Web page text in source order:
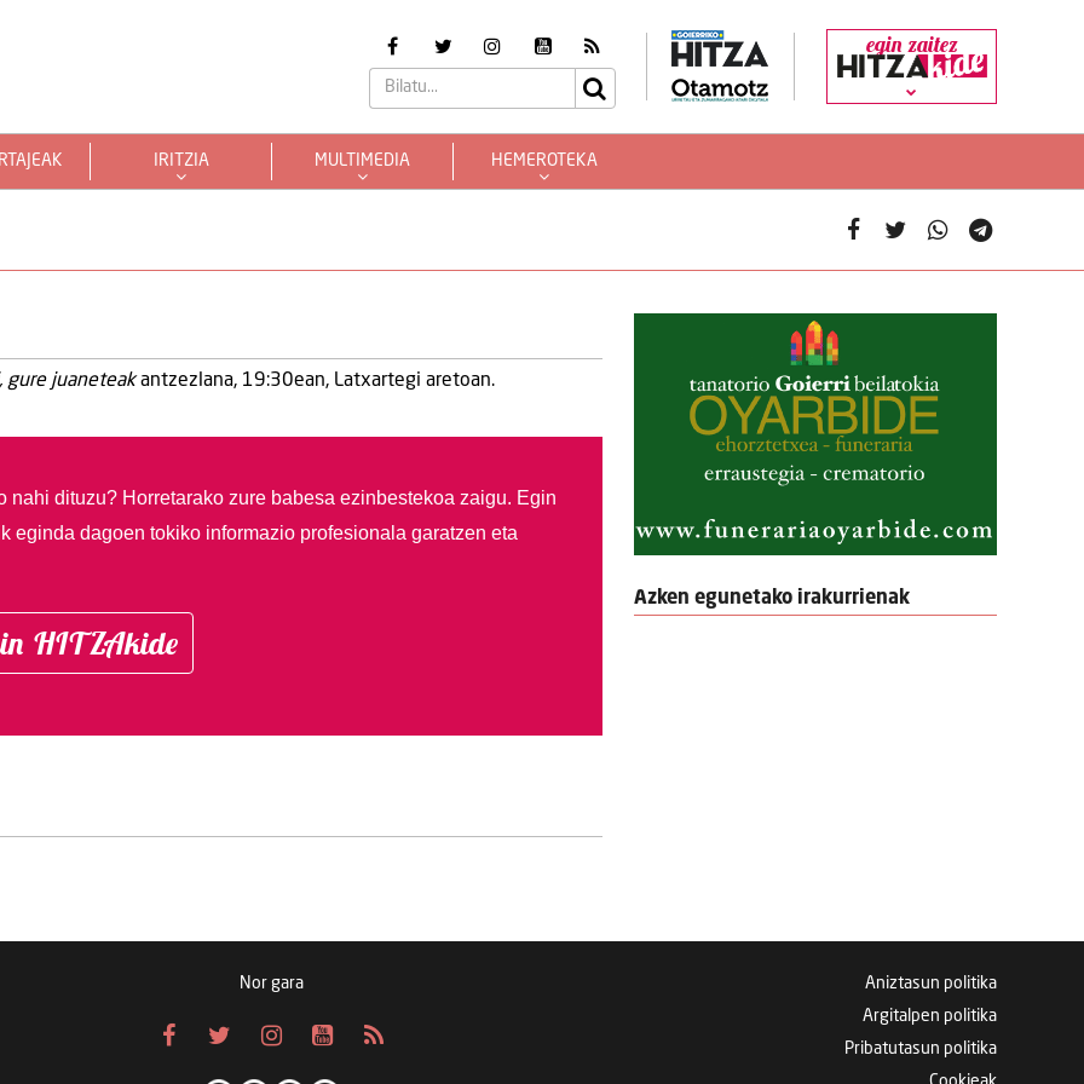
egin zaitez
IRITZIA MULTIMEDIA HEMEROTEKA
gure juaneteakantzezlana, 19:30ean, Latxartegi aretoan.
nahi dituzu? Horretarako zure babesa ezinbestekoa zaigu. Egin
eginda dagoen tokiko informazio profesionala garatzen eta
HITZAkide
Azken egunetako irakurrienak
Nor gara
Aniztasun politika
Argitalpen politika
Pribatutasun politika